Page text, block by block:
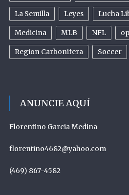
La Semilla Leyes Lucha
Medicina MLB NFL
Region Carbonifera Soccer
ANUNCIE AQUÍ
Florentino Garcia Medina
florentino4682@yahoo.com
(469) 867-4582